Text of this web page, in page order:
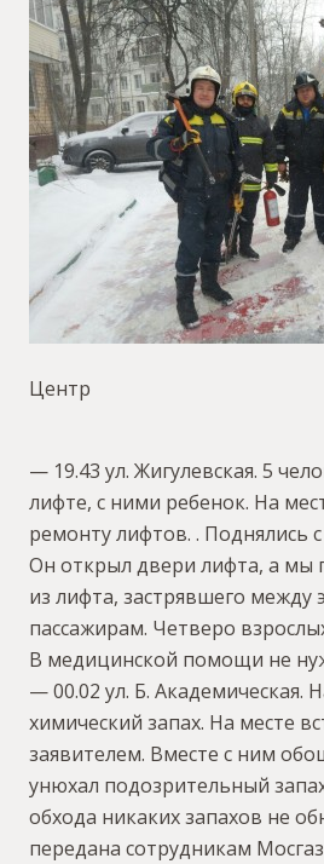
Центр
— 19.43 ул. Жигулевская. 5
лифте, с ними ребенок. На
ремонту лифтов. . Поднялись
Он открыл двери лифта, а мы
из лифта, застрявшего между
пассажирам. Четверо
В медицинской помощи не
— 00.02 ул. Б. Академическая.
химический запах. На месте
заявителем. Вместе с ним
унюхал подозрительный
обхода никаких запахов не
передана сотрудникам